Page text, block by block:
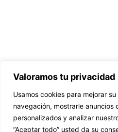
Valoramos tu privacidad
Usamos cookies para mejorar
navegación, mostrarle anuncios
personalizados y analizar
“Aceptar todo” usted da su